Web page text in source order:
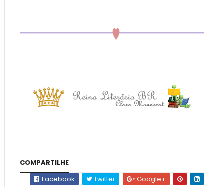
COMPARTILHE
Facebook
Twitter Google+